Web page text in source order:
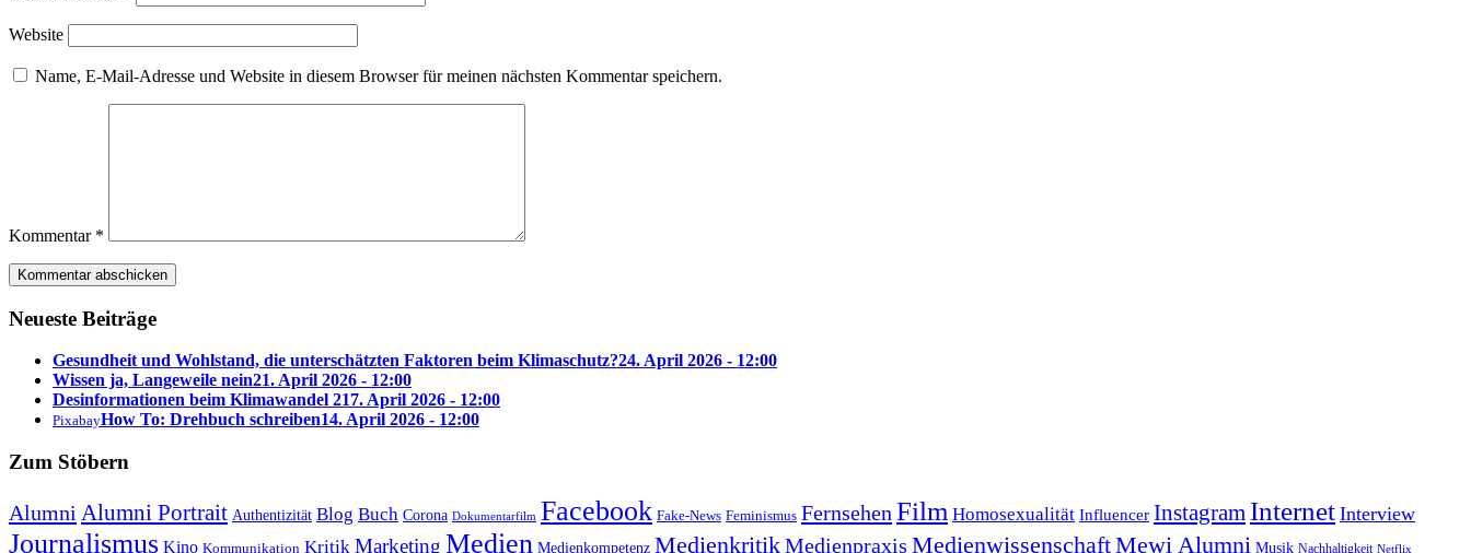
Website
Name, E-Mail-Adresse und Website in diesem Browser für meinen nächsten Kommentar speichern.
Kommentar *
Neueste Beiträge
Gesundheit und Wohlstand, die unterschätzten Faktoren beim Klimaschutz?24. April 2026 - 12:00
Wissen ja, Langeweile nein21. April 2026 - 12:00
Desinformationen beim Klimawandel 217. April 2026 - 12:00
PixabayHow To: Drehbuch schreiben14. April 2026 - 12:00
Zum Stöbern
Alumni Alumni Portrait Authentizität Blog Buch Corona Dokumentarfilm Facebook Fake-News Feminismus Fernsehen Film Homosexualität Influencer Instagram Internet Interview
Journalismus Kino Kommunikation Kritik Marketing Medien Medienkompetenz MedienkritikMedienpraxis MedienwissenschaftMewi Alumni Musik Nachhaltigkeit Netflix